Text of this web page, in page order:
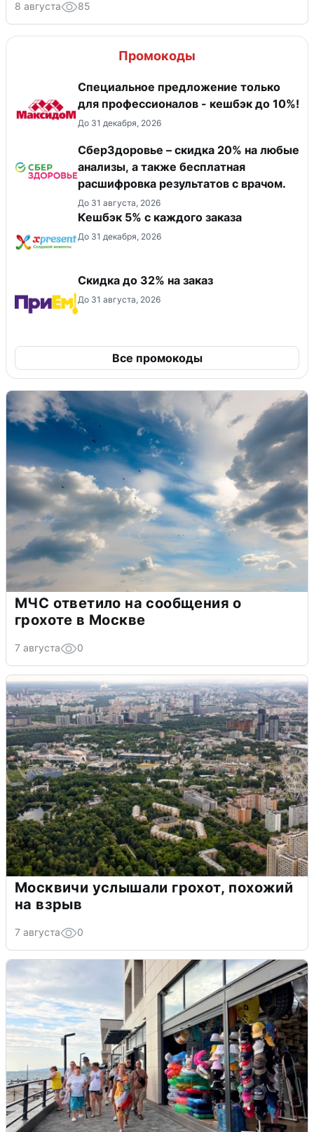
8 августа 85
Промокоды
Специальное предложение только
для профессионалов - кешбэк до 10%!
До 31 декабря, 2026
СберЗдоровье – скидка 20% на любые
анализы, а также бесплатная
расшифровка результатов с врачом.
До 31 августа, 2026
Кешбэк 5% с каждого заказа
До 31 декабря, 2026
Скидка до 32% на заказ
До 31 августа, 2026
Все промокоды
МЧС ответило на сообщения о
грохоте в Москве
7 августа 0
Москвичи услышали грохот, похожий
на взрыв
7 августа 0